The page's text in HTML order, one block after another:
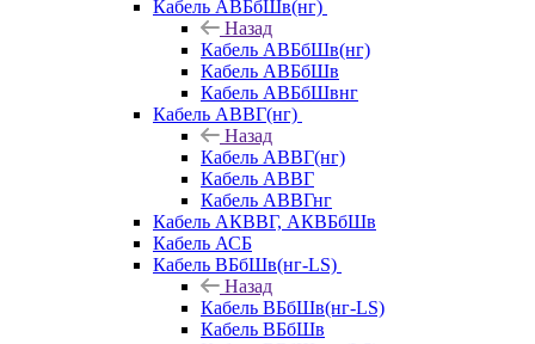
Кабель АВБбШв(нг)
Назад
Кабель АВБбШв(нг)
Кабель АВБбШв
Кабель АВБбШвнг
Кабель АВВГ(нг)
Назад
Кабель АВВГ(нг)
Кабель АВВГ
Кабель АВВГнг
Кабель АКВВГ, АКВБбШв
Кабель АСБ
Кабель ВБбШв(нг-LS)
Назад
Кабель ВБбШв(нг-LS)
Кабель ВБбШв